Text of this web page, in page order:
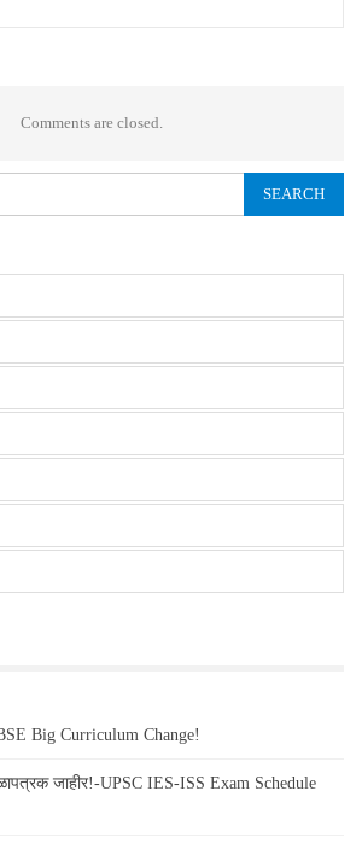
Comments are closed.
Big Curriculum Change!
जाहीर!-UPSC IES-ISS Exam Schedule